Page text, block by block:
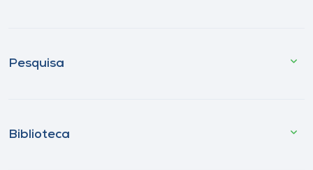
Pesquisa
Biblioteca